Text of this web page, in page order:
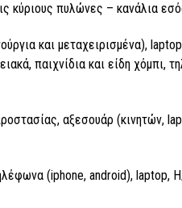
κύριους πυλώνες – κανάλια
και μεταχειρισμένα),
παιχνίδια και είδη χόμπι,
αξεσουάρ (κινητών,
(iphone, android), laptop,